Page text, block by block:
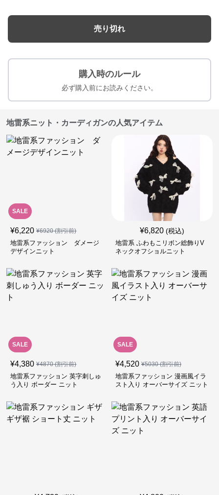
売り切れ
購入時のルール
必ず購入前にお読みください。
地雷系ニット・カーディガンの人気アイテム
SALE
¥6,220 ¥6920(割引前)
地雷系ファッション ダメージ
デザインニット
¥6,820 (税込)
地雷系 ふわもこリボン総飾りV
ネックオフショルニット
SALE
¥4,380 ¥4870(割引前)
地雷系ファッション 英字刺しゅ
う入り ボーダー ニット
SALE
¥4,520 ¥5030(割引前)
地雷系ファッション 漫画風イラ
スト入り オーバーサイズ ニット